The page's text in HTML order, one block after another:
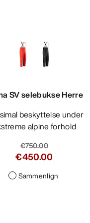
SV selebukse Herre
alpine forhold
€750.00
€450.00
Sammenlign